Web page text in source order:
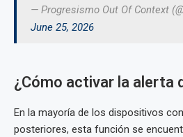
— Progresismo Out Of Context
June 25, 2026
¿Cómo activar la alerta
En la mayoría de los dispositivos
posteriores, esta función se